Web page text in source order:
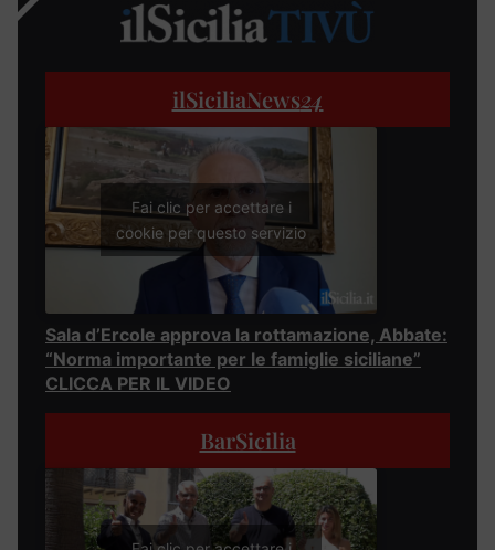
ilSiciliaNews24
Fai clic per accettare i
cookie per questo servizio
Sala d’Ercole approva la rottamazione, Abbate:
“Norma importante per le famiglie siciliane”
CLICCA PER IL VIDEO
BarSicilia